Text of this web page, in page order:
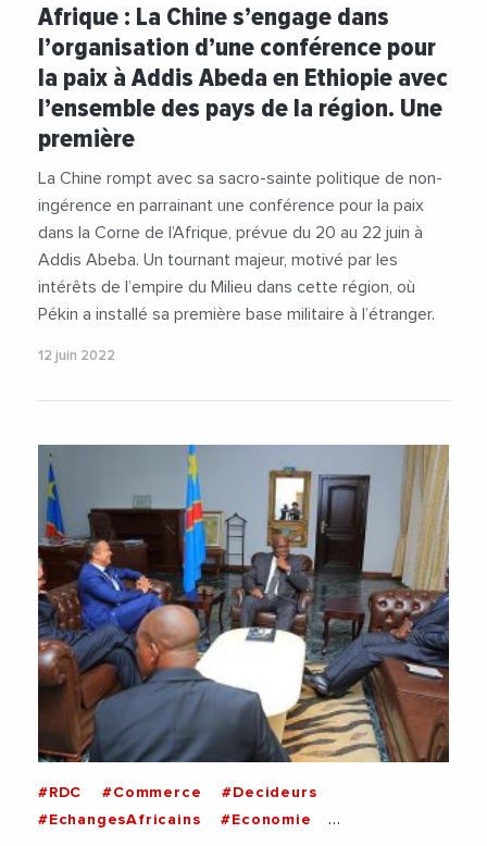
Afrique : La Chine s’engage dans
l’organisation d’une conférence pour
la paix à Addis Abeda en Ethiopie avec
l’ensemble des pays de la région. Une
première
La Chine rompt avec sa sacro-sainte politique de non-
ingérence en parrainant une conférence pour la paix
dans la Corne de l’Afrique, prévue du 20 au 22 juin à
Addis Abeba. Un tournant majeur, motivé par les
intérêts de l’empire du Milieu dans cette région, où
Pékin a installé sa première base militaire à l’étranger.
12 juin 2022
#RDC #Commerce
#Decideurs
#EchangesAfricains
#Economie